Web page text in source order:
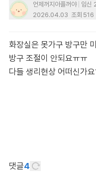
언제꺼지아플꺼야
임신
2026.04.03 조회 516
화장실은 못가구 방구만
방구 조절이 안되요ㅠㅠ
다들 생리현상 어떠신가
댓글4